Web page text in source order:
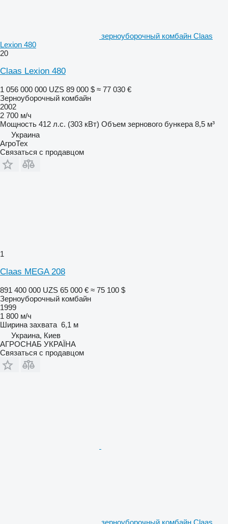
зерноуборочный комбайн Claas
Lexion 480
20
Claas Lexion 480
1 056 000 000 UZS 89 000 $ ≈ 77 030 €
Зерноуборочный комбайн
2002
2 700 м/ч
Мощность 412 л.с. (303 кВт) Объем зернового бункера 8,5 м³
Украина
АгроТех
Связаться с продавцом
1
Claas MEGA 208
891 400 000 UZS 65 000 € ≈ 75 100 $
Зерноуборочный комбайн
1999
1 800 м/ч
Ширина захвата 6,1 м
Украина, Киев
АГРОСНАБ УКРАЇНА
Связаться с продавцом
зерноуборочный комбайн Claas